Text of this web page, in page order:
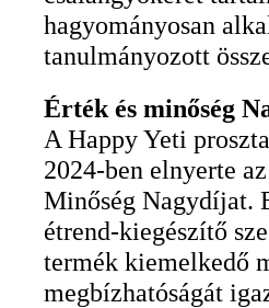
hagyományosan
tanulmányozott
Érték és minőség
A Happy Yeti
2024-ben elnyerte
Minőség Nagydíjat.
étrend-kiegészítő
termék kiemelkedő
megbízhatóságát